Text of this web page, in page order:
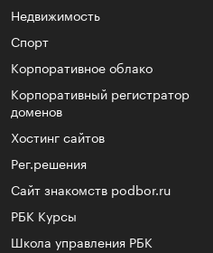
Недвижимость
Спорт
Корпоративное облако
Корпоративный регистратор
доменов
Хостинг сайтов
Рег.решения
Сайт знакомств podbor.ru
РБК Курсы
Школа управления РБК